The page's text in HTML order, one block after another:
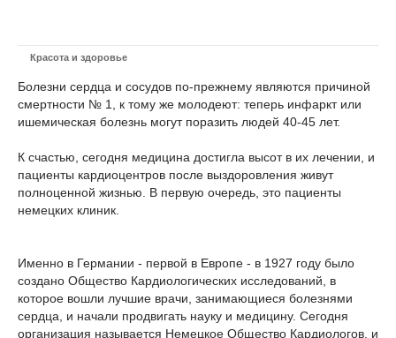
Красота и здоровье
Болезни сердца и сосудов по-прежнему являются причиной
смертности № 1, к тому же молодеют: теперь инфаркт или
ишемическая болезнь могут поразить людей 40-45 лет.
К счастью, сегодня медицина достигла высот в их лечении, и
пациенты кардиоцентров после выздоровления живут
полноценной жизнью. В первую очередь, это пациенты
немецких клиник.
Именно в Германии - первой в Европе - в 1927 году было
создано Общество Кардиологических исследований, в
которое вошли лучшие врачи, занимающиеся болезнями
сердца, и начали продвигать науку и медицину. Сегодня
организация называется Немецкое Общество Кардиологов, и